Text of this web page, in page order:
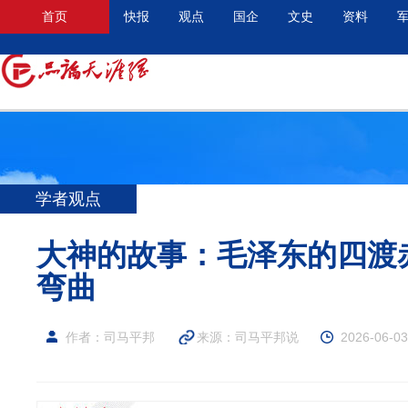
首页 快报 观点 国企 文史 资料
学者观点
大神的故事：毛泽东的四
弯曲
作者：司马平邦 来源： 司马平邦说 2026-06-